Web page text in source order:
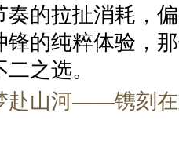
奏的拉扯消耗，
锋的纯粹体验，
之选。
赴山河——镌刻在